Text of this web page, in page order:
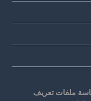
ملفات تعريف